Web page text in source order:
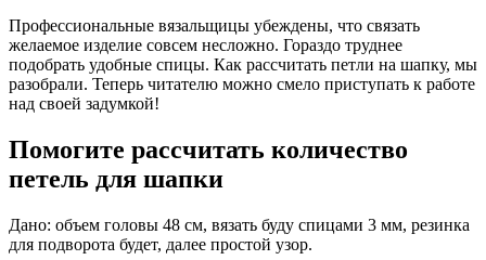
Профессиональные вязальщицы убеждены, что связать
желаемое изделие совсем несложно. Гораздо труднее
подобрать удобные спицы. Как рассчитать петли на шапку, мы
разобрали. Теперь читателю можно смело приступать к работе
над своей задумкой!
Помогите рассчитать количество
петель для шапки
Дано: объем головы 48 см, вязать буду спицами 3 мм, резинка
для подворота будет, далее простой узор.